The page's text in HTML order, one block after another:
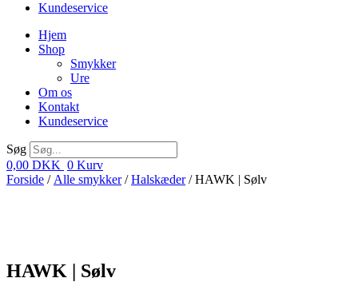
Kundeservice
Hjem
Shop
Smykker
Ure
Om os
Kontakt
Kundeservice
Søg
0,00 DKK 0 Kurv
Forside / Alle smykker/Halskæder/ HAWK | Sølv
HAWK | Sølv